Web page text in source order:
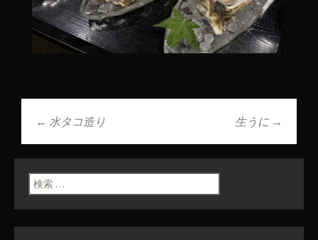
投稿ナビゲーショ
ン
← 水タコ造り 生うに →
検索: